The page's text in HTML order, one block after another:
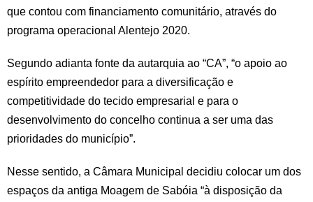
que contou com financiamento comunitário, através do
programa operacional Alentejo 2020.
Segundo adianta fonte da autarquia ao “CA”, “o apoio ao
espírito empreendedor para a diversificação e
competitividade do tecido empresarial e para o
desenvolvimento do concelho continua a ser uma das
prioridades do município”.
Nesse sentido, a Câmara Municipal decidiu colocar um dos
espaços da antiga Moagem de Sabóia “à disposição da